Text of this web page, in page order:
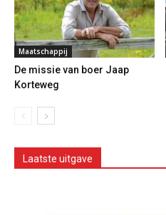
Maatschappij
De missie van boer Jaap
Korteweg
Laatste uitgave